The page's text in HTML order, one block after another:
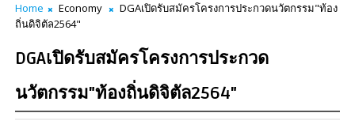
Home Economy
DGAเปิดรับสมัครโครงการประกวดนวัตกรรม"ท้อง
ถิ่นดิจิตัล2564"
DGAเปิดรับสมัครโครงการประกวด
นวัตกรรม"ท้องถิ่นดิจิตัล2564"